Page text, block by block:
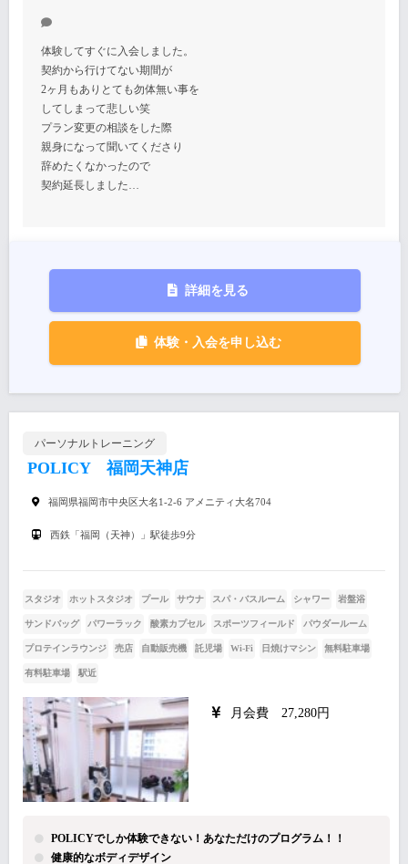
体験してすぐに入会しました。
契約から行けてない期間が
2ヶ月もありとても勿体無い事を
してしまって悲しい笑
プラン変更の相談をした際
親身になって聞いてくださり
辞めたくなかったので
契約延長しました…
詳細を見る
体験・入会を申し込む
パーソナルトレーニング
POLICY 福岡天神店
福岡県福岡市中央区大名1-2-6 アメニティ大名704
西鉄「福岡（天神）」駅徒歩9分
スタジオ ホットスタジオ プール サウナ スパ・バスルーム シャワー 岩盤浴
サンドバッグ パワーラック 酸素カプセル スポーツフィールド パウダールーム
プロテインラウンジ 売店 自動販売機 託児場 Wi-Fi 日焼けマシン 無料駐車場
有料駐車場 駅近
月会費 27,280円
POLICYでしか体験できない！あなただけのプログラム！！
健康的なボディデザイン